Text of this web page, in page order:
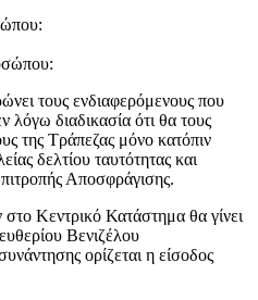
τους ενδιαφερόμενους που
λόγω διαδικασία ότι θα τους
της Τράπεζας μόνο κατόπιν
δελτίου ταυτότητας και
Αποσφράγισης.
Κεντρικό Κατάστημα θα γίνει
Βενιζέλου
ορίζεται η είσοδος